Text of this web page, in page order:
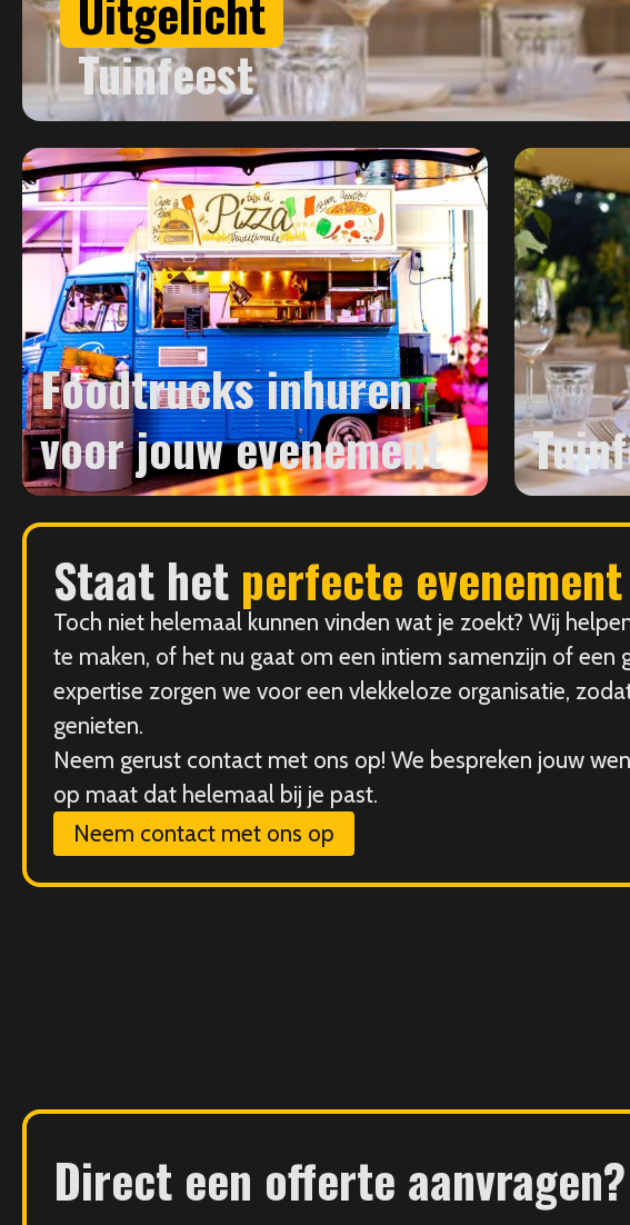
Tuinfeest
Foodtrucks inhuren
voor jouw evenement
Staat het perfecte evenement
Toch niet helemaal kunnen vinden wat je zoekt? Wij
te maken, of het nu gaat om een intiem samenzijn of een
expertise zorgen we voor een vlekkeloze organisatie,
genieten.
Neem gerust contact met ons op! We bespreken jouw
op maat dat helemaal bij je past.
Neem contact met ons op
Direct een offerte aanvragen?